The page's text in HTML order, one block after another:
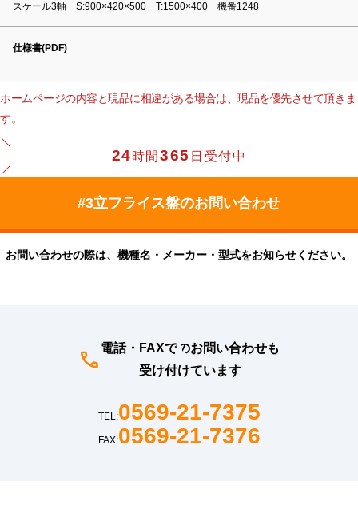
スケール3軸 S:900×420×500 T:1500×400 機番1248
仕様書(PDF)
ホームページの内容と現品に相違がある場合は、現品を優先させて頂きま
す。
24時間365 日受付中
お問い合わせの際は、機種名・メーカー・型式をお知らせください。
電話・FAXでのお問い合わせも
受け付けています
TEL:0569-21-7375
FAX:0569-21-7376